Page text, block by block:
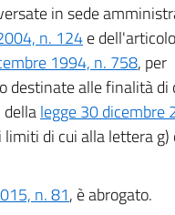
in sede
n. 124e
1994, n. 758, per
destinate alle finalità di
legge 30 dicembre
di cui alla lettera g)
n. 81, è abrogato.